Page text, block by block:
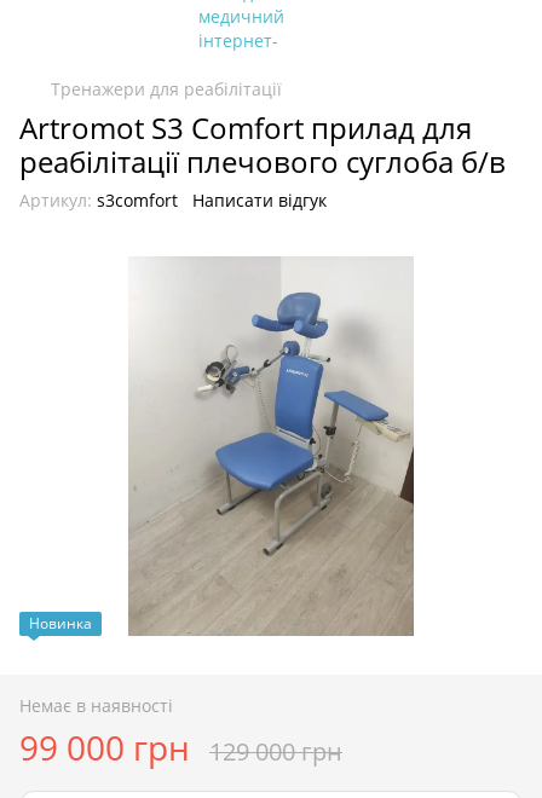
Тренажери для реабілітації
Artromot S3 Comfort прилад для
реабілітації плечового суглоба б/в
Артикул: s3comfort Написати відгук
Новинка
Немає в наявності
99 000 грн 129 000 грн